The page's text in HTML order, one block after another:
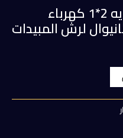
رشاشه زنوبيا 20 لتر ظهريه 2*1 كهرباء
لرش المبيدات
1.850,00